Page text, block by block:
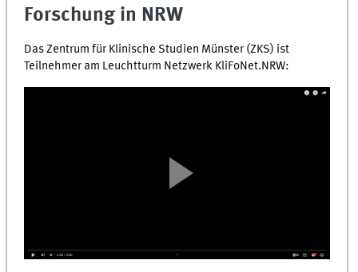
Forschung in NRW
Das Zentrum für Klinische Studien Münster (ZKS) ist
Teilnehmer am Leuchtturm Netzwerk KliFoNet.NRW: